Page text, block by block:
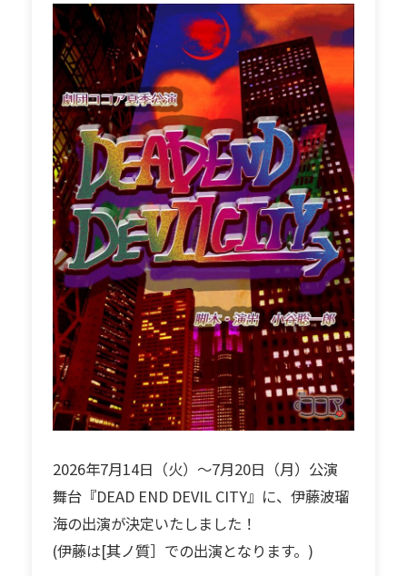
2026年7月14日（火）～7月20日（月）公演
舞台『DEAD END DEVIL CITY』に、伊藤波瑠
海の出演が決定いたしました！
(伊藤は[其ノ質］での出演となります。)